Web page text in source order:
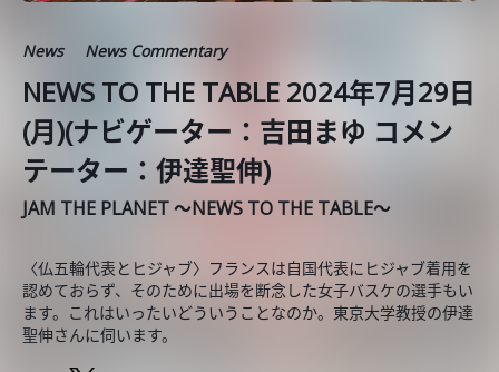
News News Commentary
NEWS TO THE TABLE 2024年7月29日
(月)(ナビゲーター：吉田まゆ コメン
テーター：伊達聖伸)
JAM THE PLANET ～NEWS TO THE TABLE～
〈仏五輪代表とヒジャブ〉フランスは自国代表にヒジャブ着用を
認めておらず、そのために出場を断念した女子バスケの選手もい
ます。これはいったいどういうことなのか。東京大学教授の伊達
聖伸さんに伺います。